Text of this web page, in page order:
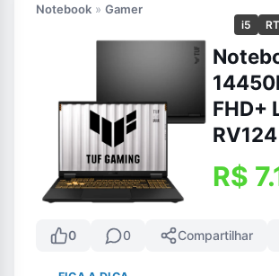
Notebook » Gamer
i5
FHD+
RV124
R$
0 0 Compartilhar